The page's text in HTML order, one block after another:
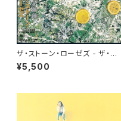
ザ・ストーン・ローゼズ - ザ・ス
トーン・ローゼズ(LP)
¥5,500